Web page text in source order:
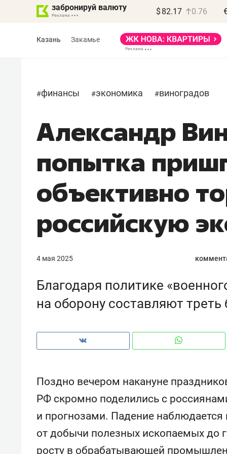
забронируй валюту $ 82.17 0.76
Казань Закамье
#финансы #экономика #виноградов
Александр
попытка
объективно
российскую
4 мая 2025
Благодаря политике
на оборону составляют
Поздно вечером накануне
РФ скромно поделились с
и прогнозами. Падение
от добычи полезных ископаемых до
росту в обрабатывающей
Василь Мазитов
МАРТ
«Не зная местных
потерять минимум
Как бизнесу выйти на зарубежные
рынки, почему надо знать
Как ГК «МИР ГРУПП» и ВТБ
создают оазис жилого
комфорта под Казанью
150
ID